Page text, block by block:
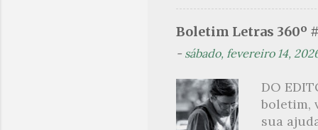
maçã
trazes
Boletim Letras 360º
- sábado, fevereiro 14,
DO
boletim,
sua